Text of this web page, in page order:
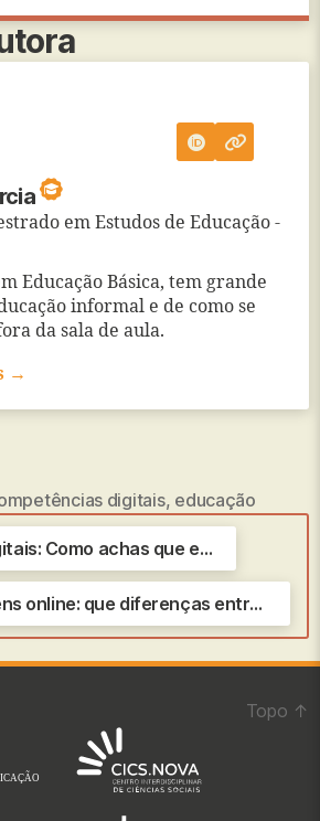
em Estudos de Educação -
Educação Básica, tem grande
informal e de como se
da sala de aula.
→
digitais, educação
achas que está a tua língua na internet?
que diferenças entre rapazes e raparigas?
Topo ↑